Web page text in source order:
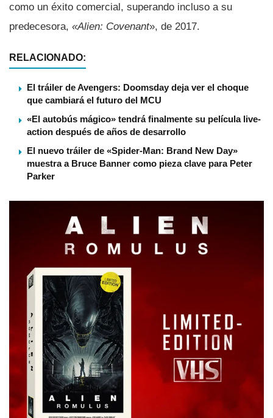
como un éxito comercial, superando incluso a su
predecesora, «Alien: Covenant», de 2017.
RELACIONADO:
El tráiler de Avengers: Doomsday deja ver el choque
que cambiará el futuro del MCU
«El autobús mágico» tendrá finalmente su película live-
action después de años de desarrollo
El nuevo tráiler de «Spider-Man: Brand New Day»
muestra a Bruce Banner como pieza clave para Peter
Parker